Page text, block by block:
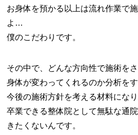
お身体を預かる以上は流れ作業で
よ…
僕のこだわりです。
その中で、どんな方向性で施術を
身体が変わってくれるのか分析を
今後の施術方針を考える材料になり
卒業できる整体院として無駄な通
きたくないんです。